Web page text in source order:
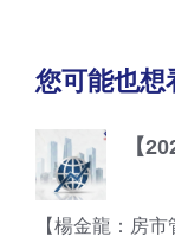
您可能也想
【
【楊金龍：房